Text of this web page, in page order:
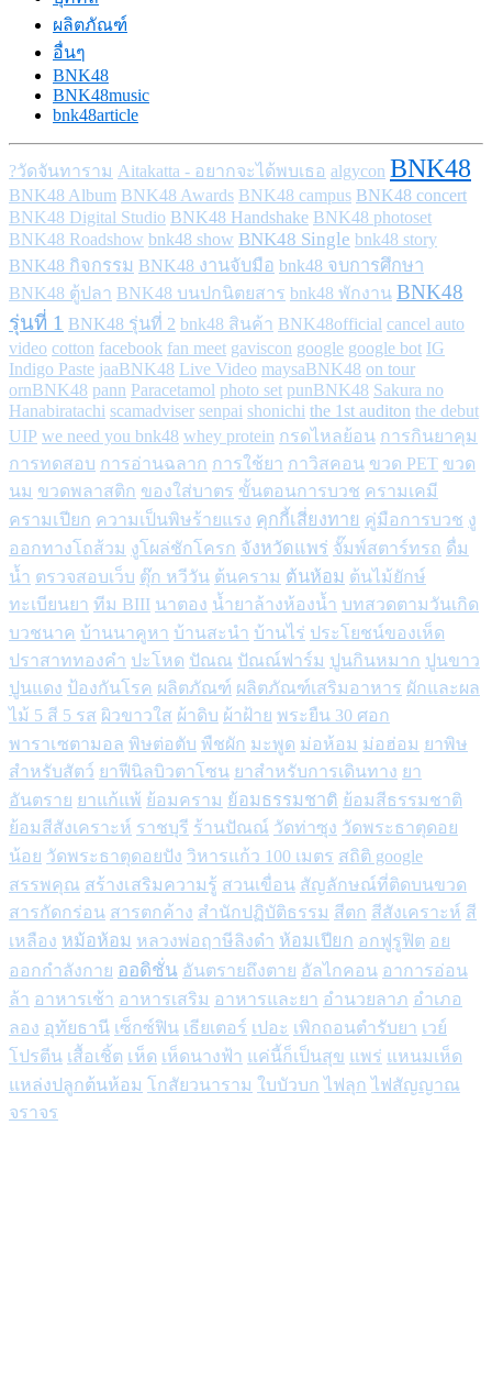
ผลิตภัณฑ์
อื่นๆ
BNK48
BNK48music
bnk48article
?วัดจันทาราม Aitakatta - อยากจะได้พบเธอ algycon BNK48
BNK48 Album BNK48 Awards BNK48 campus BNK48 concert
BNK48 Digital Studio BNK48 Handshake BNK48 photoset
BNK48 Roadshow bnk48 show BNK48 Single bnk48 story
BNK48 กิจกรรม BNK48 งานจับมือ bnk48 จบการศึกษา
BNK48 ตู้ปลา BNK48 บนปกนิตยสาร bnk48 พักงาน BNK48
รุ่นที่ 1 BNK48 รุ่นที่ 2 bnk48 สินค้า BNK48official cancel auto
video cotton facebook fan meet gaviscon google google bot IG
Indigo Paste jaaBNK48 Live Video maysaBNK48 on tour
ornBNK48 pann Paracetamol photo set punBNK48 Sakura no
Hanabiratachi scamadviser senpai shonichi the 1st auditon the debut
UIP we need you bnk48 whey protein กรดไหลย้อน การกินยาคุม
การทดสอบ การอ่านฉลาก การใช้ยา กาวิสคอน ขวด PET ขวด
นม ขวดพลาสติก ของใส่บาตร ขั้นตอนการบวช ครามเคมี
ครามเปียก ความเป็นพิษร้ายแรง คุกกี้เสี่ยงทาย คู่มือการบวช งู
ออกทางโถส้วม งูโผล่ชักโครก จังหวัดแพร่ จั๊มพ์สตาร์ทรถ ดื่ม
น้ำ ตรวจสอบเว็บ ตุ๊ก หวีวัน ต้นคราม ต้นห้อม ต้นไม้ยักษ์
ทะเบียนยา ทีม BIII นาตอง น้ำยาล้างห้องน้ำ บทสวดตามวันเกิด
บวชนาค บ้านนาคูหา บ้านสะนำ บ้านไร่ ประโยชน์ของเห็ด
ปราสาททองคำ ปะโหด ปัณณ ปัณณ์ฟาร์ม ปูนกินหมาก ปูนขาว
ปูนแดง ป้องกันโรค ผลิตภัณฑ์ ผลิตภัณฑ์เสริมอาหาร ผักและผล
ไม้ 5 สี 5 รส ผิวขาวใส ผ้าดิบ ผ้าฝ้าย พระยืน 30 ศอก
พาราเซตามอล พิษต่อตับ พืชผัก มะพูด ม่อห้อม ม่อฮ่อม ยาพิษ
สำหรับสัตว์ ยาฟีนิลบิวตาโซน ยาสำหรับการเดินทาง ยา
อันตราย ยาแก้แพ้ ย้อมคราม ย้อมธรรมชาติ ย้อมสีธรรมชาติ
ย้อมสีสังเคราะห์ ราชบุรี ร้านปัณณ์ วัดท่าซุง วัดพระธาตุดอย
น้อย วัดพระธาตุดอยปัง วิหารแก้ว 100 เมตร สถิติ google
สรรพคุณ สร้างเสริมความรู้ สวนเขื่อน สัญลักษณ์ที่ติดบนขวด
สารกัดกร่อน สารตกค้าง สำนักปฏิบัติธรรม สีตก สีสังเคราะห์ สี
เหลือง หม้อห้อม หลวงพ่อฤาษีลิงดำ ห้อมเปียก อกฟูรูฟิต อย
ออกกำลังกาย ออดิชั่น อันตรายถึงตาย อัลไกคอน อาการอ่อน
ล้า อาหารเช้า อาหารเสริม อาหารและยา อำนวยลาภ อำเภอ
ลอง อุทัยธานี เซ็กซ์ฟิน เธียเตอร์ เปอะ เพิกถอนตำรับยา เวย์
โปรตีน เสื้อเชิ้ต เห็ด เห็ดนางฟ้า แค่นี้ก็เป็นสุข แพร่ แหนมเห็ด
แหล่งปลูกต้นห้อม โกสัยวนาราม ใบบัวบก ไฟลุก ไฟสัญญาณ
จราจร